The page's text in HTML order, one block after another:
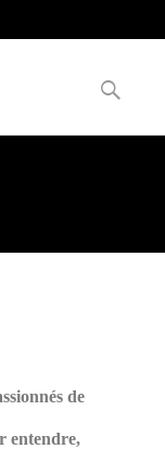
de
entendre,